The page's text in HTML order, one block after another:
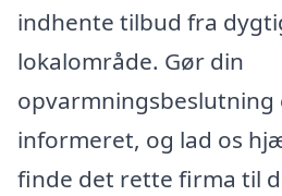
indhente tilbud fra
lokalområde. Gør din
opvarmningsbeslutning
informeret, og lad os
finde det rette firma til